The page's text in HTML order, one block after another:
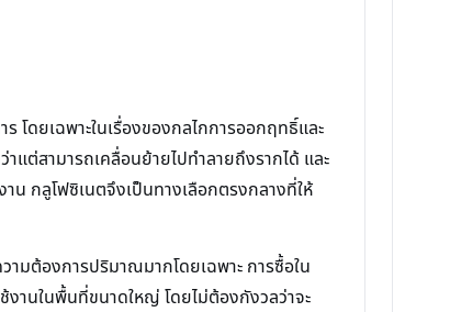
ดยเฉพาะในเรื่องของกลไกการออกฤทธิ์และ
ต่สามารถเคลื่อนย้ายไปทำลายถึงรากได้ และ
กลูโฟซิเนตจึงเป็นทางเลือกตรงกลางที่ให้
มต้องการปริมาณมากโดยเฉพาะ การซื้อใน
านในพื้นที่ขนาดใหญ่ โดยไม่ต้องกังวลว่าจะ